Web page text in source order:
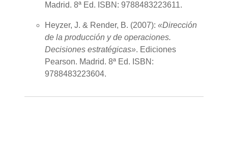
Madrid. 8ª Ed. ISBN: 9788483223611.
Heyzer, J. & Render, B. (2007): «Dirección
de la producción y de operaciones.
Decisiones estratégicas». Ediciones
Pearson. Madrid. 8ª Ed. ISBN:
9788483223604.